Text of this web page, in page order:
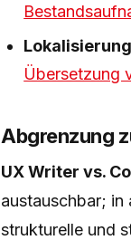
Übersetzung
Abgrenzung
UX Writer vs.
austauschbar;
strukturelle und